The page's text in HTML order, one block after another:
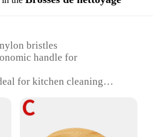
bristles
handle for
for kitchen cleaning
or Quantity: Available in
cleaning